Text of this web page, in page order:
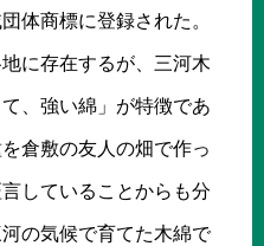
体商標に登録された。
に存在するが、三河木
、強い綿」が特徴であ
倉敷の友人の畑で作っ
していることからも分
の気候で育てた木綿で